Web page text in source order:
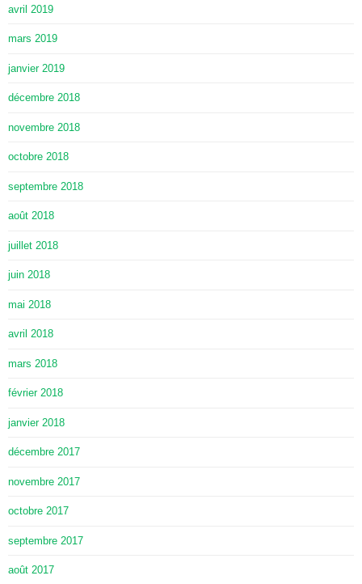
avril 2019
mars 2019
janvier 2019
décembre 2018
novembre 2018
octobre 2018
septembre 2018
août 2018
juillet 2018
juin 2018
mai 2018
avril 2018
mars 2018
février 2018
janvier 2018
décembre 2017
novembre 2017
octobre 2017
septembre 2017
août 2017